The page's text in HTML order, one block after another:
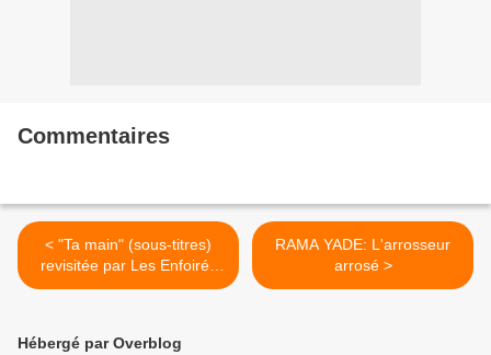
Commentaires
< "Ta main" (sous-titres)
revisitée par Les Enfoirés
2010
RAMA YADE: L'arrosseur
arrosé >
Hébergé par Overblog